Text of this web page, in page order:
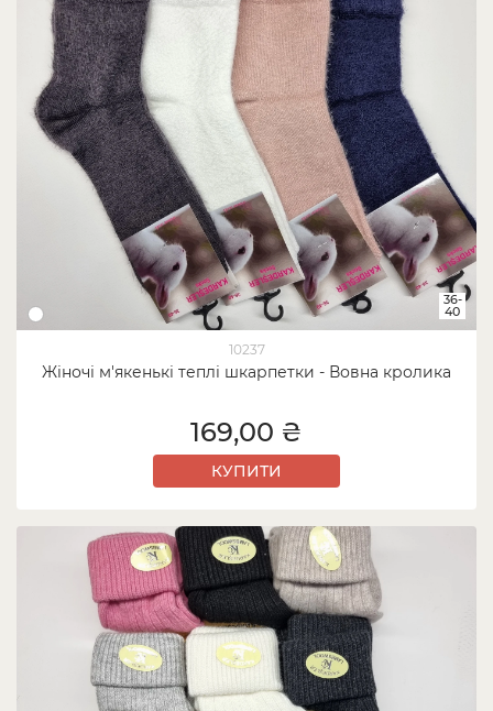
10237
Жіночі м'якенькі теплі шкарпетки - Вовна кролика
36-
40
169,00 ₴
КУПИТИ